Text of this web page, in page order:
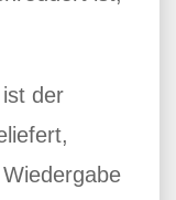
der